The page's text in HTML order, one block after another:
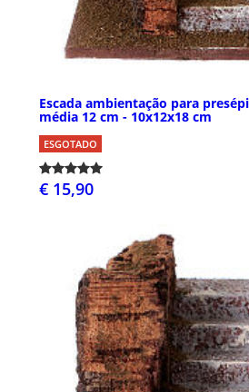
Escada ambientação para
média 12 cm - 10x12x18 cm
ESGOTADO
€ 15,90